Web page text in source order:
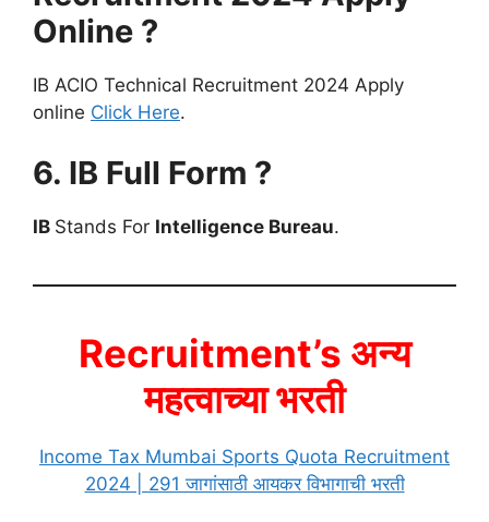
Online ?
IB ACIO Technical Recruitment 2024 Apply
online Click Here.
6. IB Full Form ?
IB Stands For Intelligence Bureau.
Recruitment’s अन्य
महत्वाच्या भरती
Income Tax Mumbai Sports Quota Recruitment
2024 | 291 जागांसाठी आयकर विभागाची भरती